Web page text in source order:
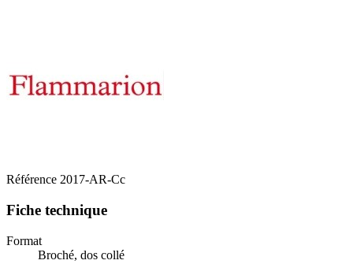
Référence 2017-AR-Cc
Fiche technique
Format
Broché, dos collé